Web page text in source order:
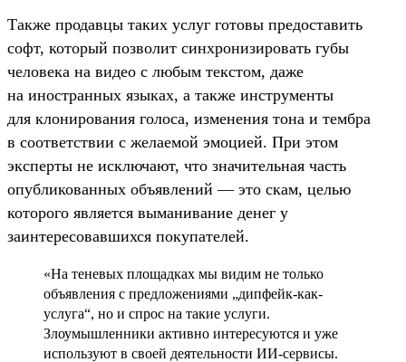
Также продавцы таких услуг готовы предоставить
софт, который позволит синхронизировать губы
человека на видео с любым текстом, даже
на иностранных языках, а также инструменты
для клонирования голоса, изменения тона и тембра
в соответствии с желаемой эмоцией. При этом
эксперты не исключают, что значительная часть
опубликованных объявлений — это скам, целью
которого является выманивание денег у
заинтересовавшихся покупателей.
«На теневых площадках мы видим не только
объявления с предложениями „дипфейк-как-
услуга“, но и спрос на такие услуги.
Злоумышленники активно интересуются и уже
используют в своей деятельности ИИ-сервисы.